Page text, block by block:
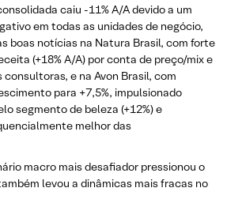
caiu -11% A/A devido a um
em todas as unidades de negócio,
boas notícias na Natura Brasil, com forte
(+18% A/A) por conta de preço/mix e
e na Avon Brasil, com
para +7,5%, impulsionado
segmento de beleza (+12%) e
melhor das
macro mais desafiador pressionou o
levou a dinâmicas mais fracas no